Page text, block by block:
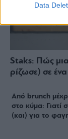
Data
Staks: Πώς
ρίζωσε) σε
Από brunch
στο κύμα: Γιατί
(και) για το